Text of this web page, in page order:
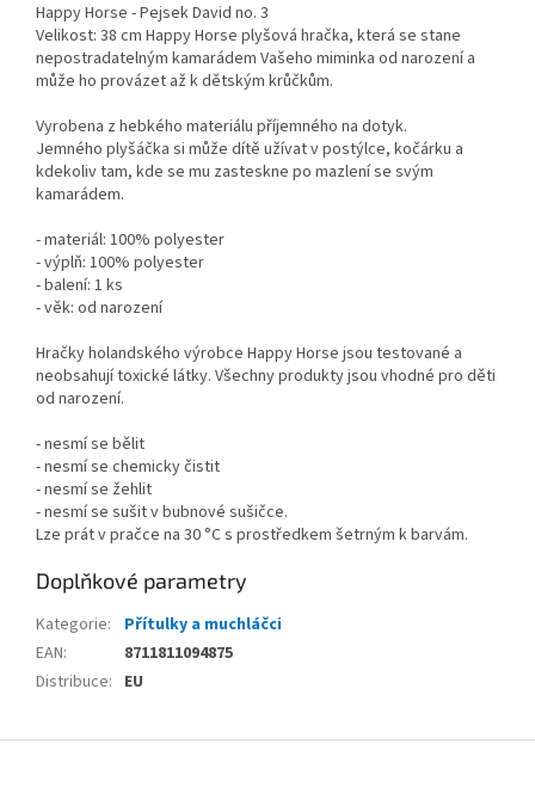
Happy Horse - Pejsek David no. 3
Velikost: 38 cm Happy Horse plyšová hračka, která se stane
nepostradatelným kamarádem Vašeho miminka od narození a
může ho provázet až k dětským krůčkům.
Vyrobena z hebkého materiálu příjemného na dotyk.
Jemného plyšáčka si může dítě užívat v postýlce, kočárku a
kdekoliv tam, kde se mu zasteskne po mazlení se svým
kamarádem.
- materiál: 100% polyester
- výplň: 100% polyester
- balení: 1 ks
- věk: od narození
Hračky holandského výrobce Happy Horse jsou testované a
neobsahují toxické látky. Všechny produkty jsou vhodné pro děti
od narození.
- nesmí se bělit
- nesmí se chemicky čistit
- nesmí se žehlit
- nesmí se sušit v bubnové sušičce.
Lze prát v pračce na 30 °C s prostředkem šetrným k barvám.
Doplňkové parametry
Kategorie:
Přítulky a muchláčci
EAN:
8711811094875
Distribuce: EU